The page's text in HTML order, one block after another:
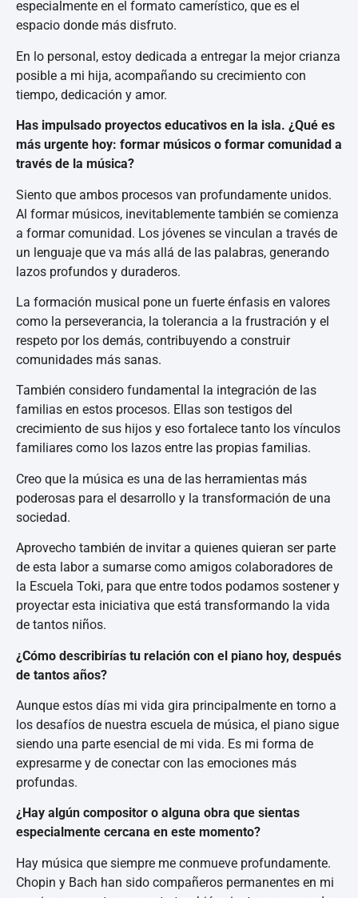
especialmente en el formato camerístico, que es el
espacio donde más disfruto.
En lo personal, estoy dedicada a entregar la mejor crianza
posible a mi hija, acompañando su crecimiento con
tiempo, dedicación y amor.
Has impulsado proyectos educativos en la isla. ¿Qué es
más urgente hoy: formar músicos o formar comunidad a
través de la música?
Siento que ambos procesos van profundamente unidos.
Al formar músicos, inevitablemente también se comienza
a formar comunidad. Los jóvenes se vinculan a través de
un lenguaje que va más allá de las palabras, generando
lazos profundos y duraderos.
La formación musical pone un fuerte énfasis en valores
como la perseverancia, la tolerancia a la frustración y el
respeto por los demás, contribuyendo a construir
comunidades más sanas.
También considero fundamental la integración de las
familias en estos procesos. Ellas son testigos del
crecimiento de sus hijos y eso fortalece tanto los vínculos
familiares como los lazos entre las propias familias.
Creo que la música es una de las herramientas más
poderosas para el desarrollo y la transformación de una
sociedad.
Aprovecho también de invitar a quienes quieran ser parte
de esta labor a sumarse como amigos colaboradores de
la Escuela Toki, para que entre todos podamos sostener y
proyectar esta iniciativa que está transformando la vida
de tantos niños.
¿Cómo describirías tu relación con el piano hoy, después
de tantos años?
Aunque estos días mi vida gira principalmente en torno a
los desafíos de nuestra escuela de música, el piano sigue
siendo una parte esencial de mi vida. Es mi forma de
expresarme y de conectar con las emociones más
profundas.
¿Hay algún compositor o alguna obra que sientas
especialmente cercana en este momento?
Hay música que siempre me conmueve profundamente.
Chopin y Bach han sido compañeros permanentes en mi